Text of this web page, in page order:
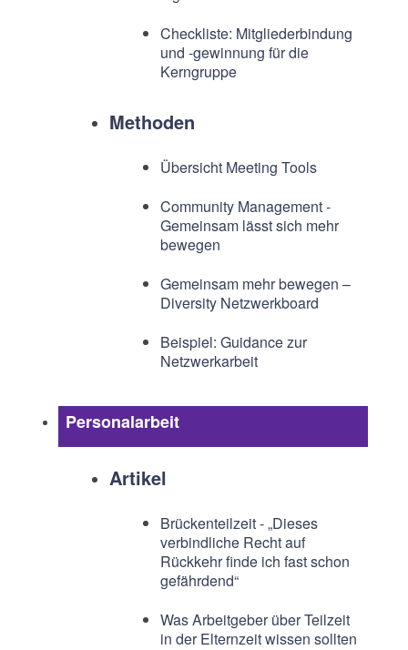
Checkliste: Mitgliederbindung
und -gewinnung für die
Kerngruppe
Methoden
Übersicht Meeting Tools
Community Management -
Gemeinsam lässt sich mehr
bewegen
Gemeinsam mehr bewegen –
Diversity Netzwerkboard
Beispiel: Guidance zur
Netzwerkarbeit
Personalarbeit
Artikel
Brückenteilzeit - „Dieses
verbindliche Recht auf
Rückkehr finde ich fast schon
gefährdend“
Was Arbeitgeber über Teilzeit
in der Elternzeit wissen sollten